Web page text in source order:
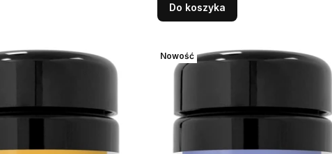
Do koszyka
Nowość